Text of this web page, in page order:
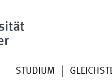
STUDIUM